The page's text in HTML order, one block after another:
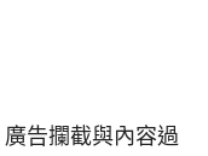
告攔截與內容過